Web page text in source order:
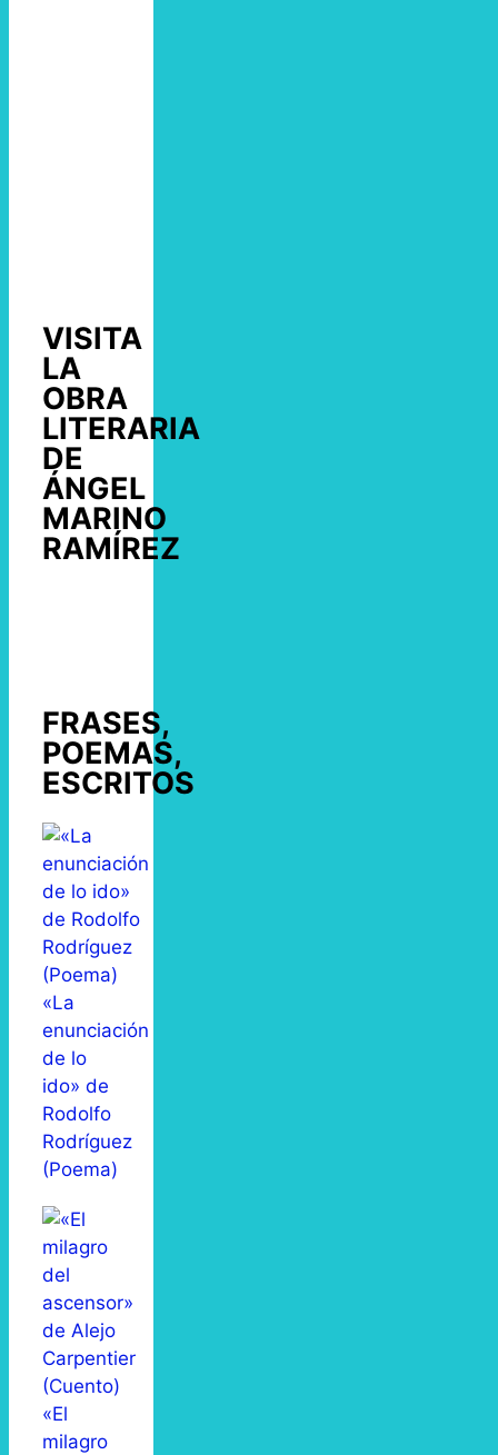
VISITA
LA
OBRA
LITERARIA
DE
ÁNGEL
MARINO
RAMÍREZ
FRASES,
POEMAS,
ESCRITOS
«La
enunciación
de lo
ido» de
Rodolfo
Rodríguez
(Poema)
«El
milagro